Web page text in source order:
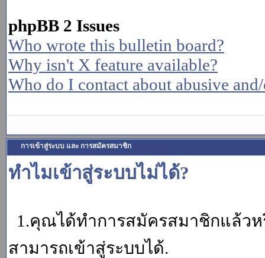
phpBB 2 Issues
Who wrote this bulletin board?
Why isn't X feature available?
Who do I contact about abusive
การเข้าสู่ระบบ และ การสมัครสมาชิก
ทำไมเข้าสู่ระบบไม่ได้?
1.คุณได้ทำการสมัครสมาชิกแล้ว
สามารถเข้าสู่ระบบได้.